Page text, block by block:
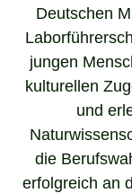
Deutschen
jungen
kulturellen
und
die
erfolgreich an